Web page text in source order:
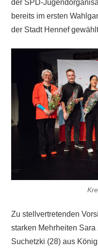
der SPD-
bereits im ersten
der Stadt Hennef
Zu stellvertretenden
starken Mehrheiten
Suchetzki (28) aus